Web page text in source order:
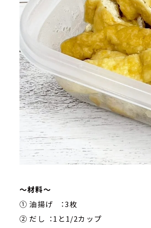
～材料～
① 油揚げ ：3枚
② だし ：1と1/2カップ